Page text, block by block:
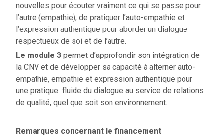
nouvelles pour écouter vraiment ce qui se passe pour
l’autre (empathie), de pratiquer l’auto-empathie et
l’expression authentique pour aborder un dialogue
respectueux de soi et de l’autre.
Le module 3 permet d’approfondir son intégration de
la CNV et de développer sa capacité à alterner auto-
empathie, empathie et expression authentique pour
une pratique fluide du dialogue au service de relations
de qualité, quel que soit son environnement.
Remarques concernant le financement